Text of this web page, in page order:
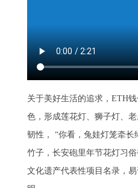
关于美好生活的追求，ETH
色，形成莲花灯、狮子灯、
韧性， “你看，兔娃灯笼牵长
竹子，长安砲里年节花灯习
文化遗产代表性项目名录，